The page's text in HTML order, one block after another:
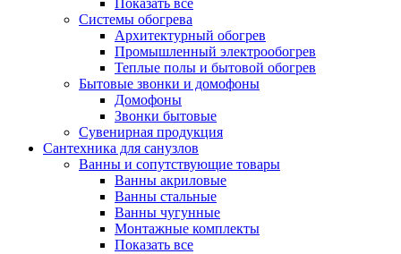
Показать все
Системы обогрева
Архитектурный обогрев
Промышленный электрообогрев
Теплые полы и бытовой обогрев
Бытовые звонки и домофоны
Домофоны
Звонки бытовые
Сувенирная продукция
Сантехника для санузлов
Ванны и сопутствующие товары
Ванны акриловые
Ванны стальные
Ванны чугунные
Монтажные комплекты
Показать все